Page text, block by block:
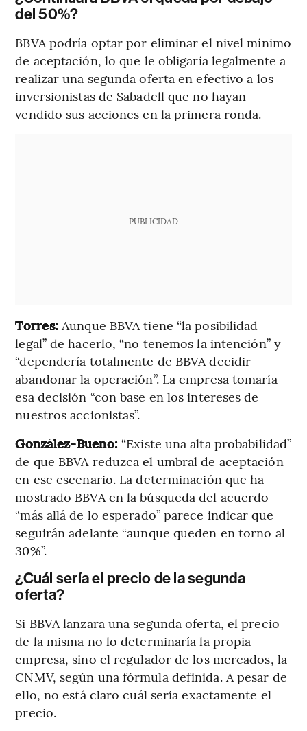
del 50%?
BBVA podría optar por eliminar el nivel mínimo
de aceptación, lo que le obligaría legalmente a
realizar una segunda oferta en efectivo a los
inversionistas de Sabadell que no hayan
vendido sus acciones en la primera ronda.
PUBLICIDAD
Torres: Aunque BBVA tiene “la posibilidad
legal” de hacerlo, “no tenemos la intención” y
“dependería totalmente de BBVA decidir
abandonar la operación”. La empresa tomaría
esa decisión “con base en los intereses de
nuestros accionistas”.
González-Bueno: “Existe una alta probabilidad”
de que BBVA reduzca el umbral de aceptación
en ese escenario. La determinación que ha
mostrado BBVA en la búsqueda del acuerdo
“más allá de lo esperado” parece indicar que
seguirán adelante “aunque queden en torno al
30%”.
¿Cuál sería el precio de la segunda
oferta?
Si BBVA lanzara una segunda oferta, el precio
de la misma no lo determinaría la propia
empresa, sino el regulador de los mercados, la
CNMV, según una fórmula definida. A pesar de
ello, no está claro cuál sería exactamente el
precio.